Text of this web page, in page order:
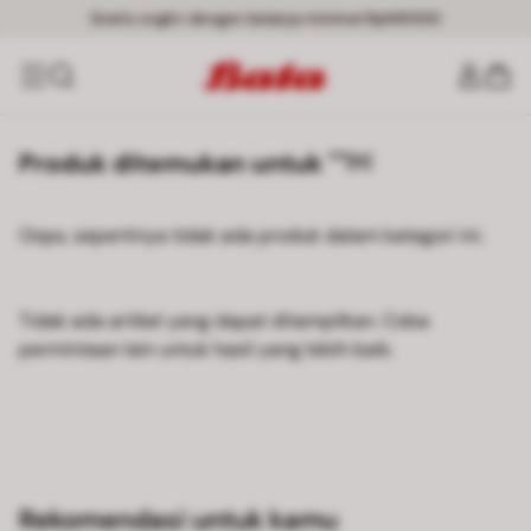
Gratis ongkir dengan belanja minimal Rp149000
Produk ditemukan untuk ""[0]
Oops, sepertinya tidak ada produk dalam kategori ini.
Tidak ada artikel yang dapat ditampilkan. Coba
permintaan lain untuk hasil yang lebih baik.
Rekomendasi untuk kamu